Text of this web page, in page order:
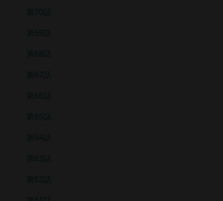
第70話
第69話
第68話
第67話
第66話
第65話
第64話
第63話
第62話